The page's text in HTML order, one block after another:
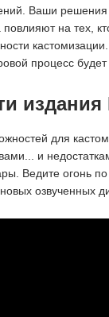
Ваши решения
на тех,
процесс
для
и
Ведите огонь по
озвученных